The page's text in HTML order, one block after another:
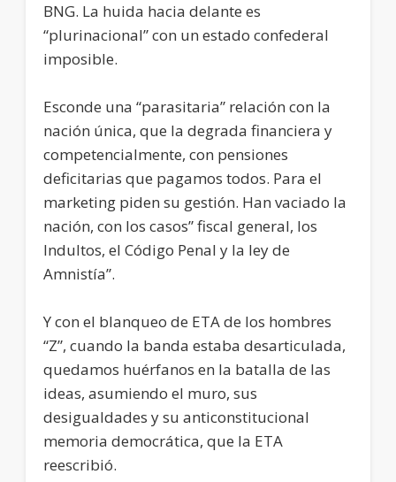
BNG. La huida hacia delante es
“plurinacional” con un estado confederal
imposible.
Esconde una “parasitaria” relación con la
nación única, que la degrada financiera y
competencialmente, con pensiones
deficitarias que pagamos todos. Para el
marketing piden su gestión. Han vaciado la
nación, con los casos” fiscal general, los
Indultos, el Código Penal y la ley de
Amnistía”.
Y con el blanqueo de ETA de los hombres
“Z”, cuando la banda estaba desarticulada,
quedamos huérfanos en la batalla de las
ideas, asumiendo el muro, sus
desigualdades y su anticonstitucional
memoria democrática, que la ETA
reescribió.